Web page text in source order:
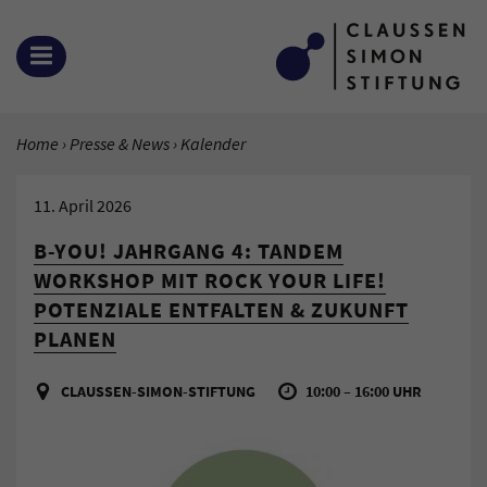
Zum Inhalt springen
MENÜ ÖFFNEN
SIE BEFINDEN SICH HIER:
Home Presse & News Aktuelle Seite:
Kalender
11. April 2026
B-YOU! JAHRGANG 4: TANDEM
WORKSHOP MIT ROCK YOUR LIFE!
POTENZIALE ENTFALTEN & ZUKUNFT
PLANEN
CLAUSSEN-SIMON-STIFTUNG 10:00 – 16:00 UHR